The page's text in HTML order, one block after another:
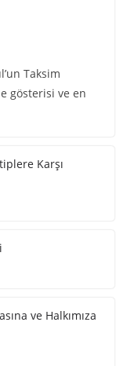
Taksim
gösterisi ve en
Karşı
ve Halkımıza